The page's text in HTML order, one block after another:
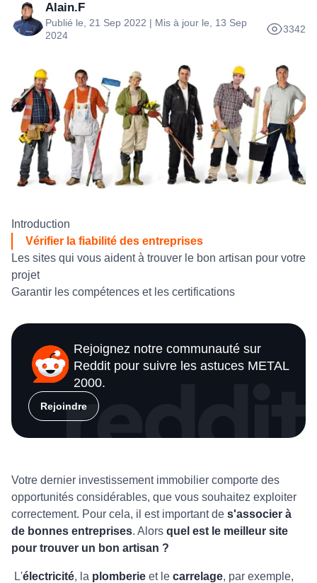
Alain.F
Publié le, 21 Sep 2022 | Mis à jour le, 13 Sep
2024
3342
Introduction
Vérifier la fiabilité des entreprises
Les sites qui vous aident à trouver le bon artisan pour votre
projet
Garantir les compétences et les certifications
Rejoignez notre communauté sur
Reddit pour suivre les astuces METAL
2000.
Rejoindre
Votre dernier investissement immobilier comporte des
opportunités considérables, que vous souhaitez exploiter
correctement. Pour cela, il est important de s'associer à
de bonnes entreprises. Alors quel est le meilleur site
pour trouver un bon artisan ?
L'électricité, la plomberie et le carrelage, par exemple,